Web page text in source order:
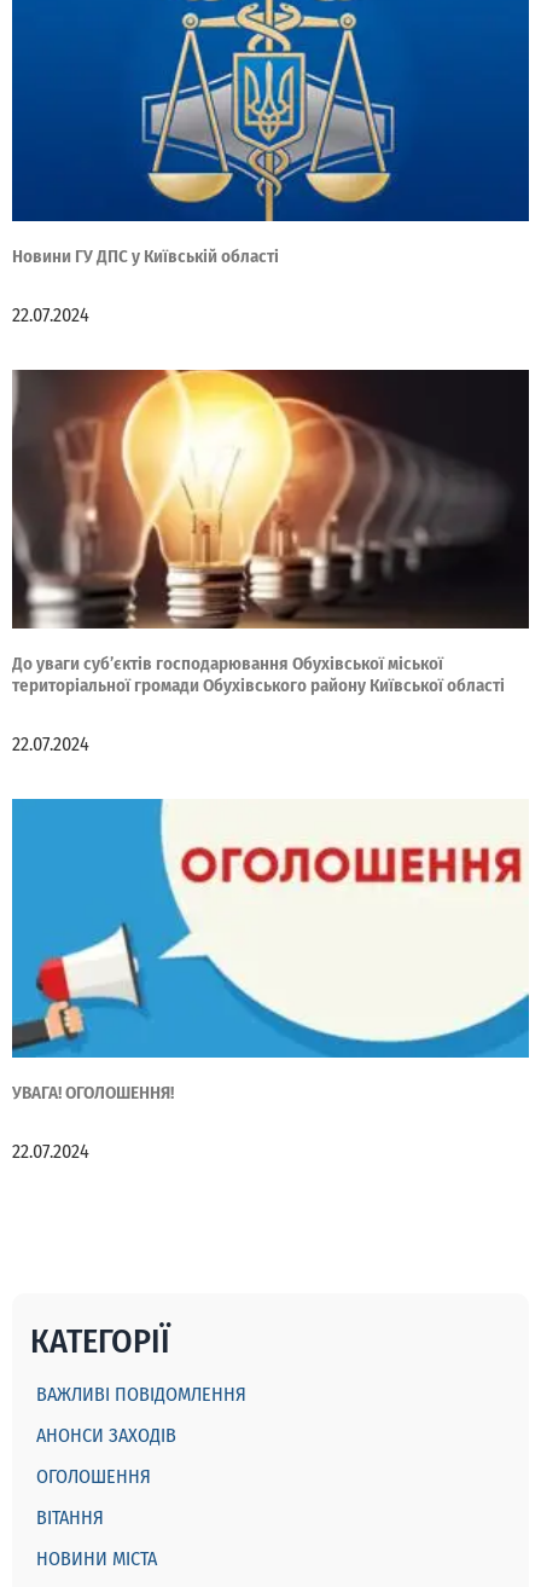
Новини ГУ ДПС у Київській області
22.07.2024
До уваги суб’єктів господарювання Обухівської міської
територіальної громади Обухівського району Київської області
22.07.2024
УВАГА! ОГОЛОШЕННЯ!
22.07.2024
КАТЕГОРІЇ
ВАЖЛИВІ ПОВІДОМЛЕННЯ
АНОНСИ ЗАХОДІВ
ОГОЛОШЕННЯ
ВІТАННЯ
НОВИНИ МІСТА